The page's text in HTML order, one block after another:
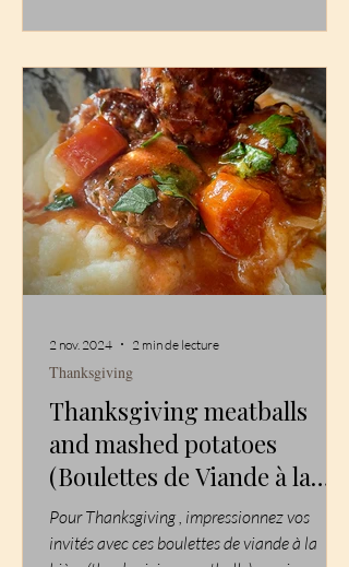
Thanksgiving meatballs
and mashed potatoes
(Boulettes de Viande à la
Bière pour Thanksgiving –
Avec Purée de Pommes de
Pour Thanksgiving , impressionnez vos
invités avec ces boulettes de viande à la
Thanksgiving
2 nov. 2024 2 min de lecture